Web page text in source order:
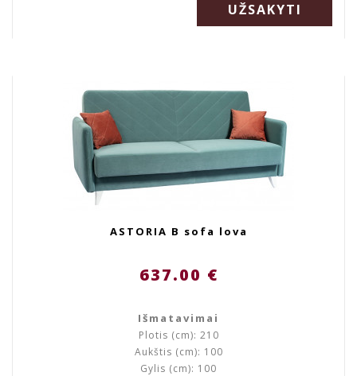
UŽSAKYTI
ASTORIA B sofa lova
637.00 €
Išmatavimai
Plotis (cm): 210
Aukštis (cm): 100
Gylis (cm): 100